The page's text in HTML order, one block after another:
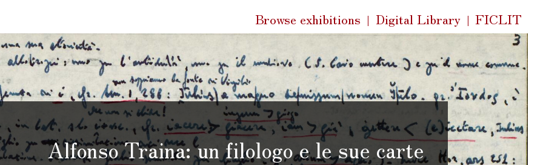
Quick
Links
Browse exhibitions Digital Library FICLIT
Alfonso Traina: un filologo e le sue carte